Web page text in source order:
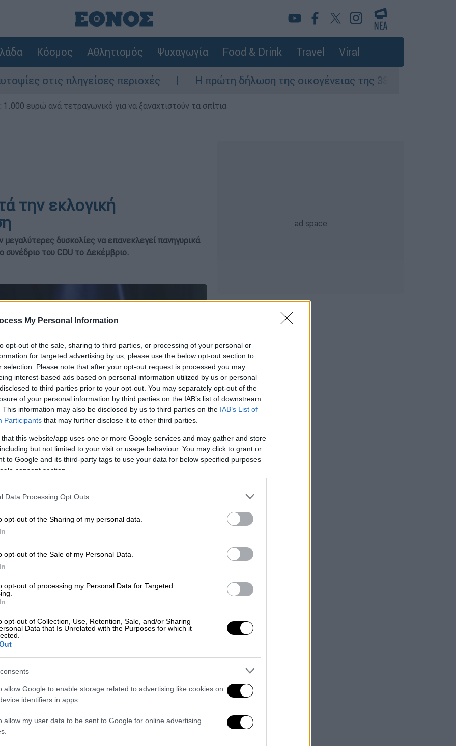
My Personal Information
opt-out of the sale, sharing to third parties, or processing of your personal or
for targeted advertising by us, please use the below opt-out section to
selection. Please note that after your opt-out request is processed you may
interest-based ads based on personal information utilized by us or personal
to third parties prior to your opt-out. You may separately opt-out of the
of your personal information by third parties on the IAB’s list of downstream
This information may also be disclosed by us to third parties on the IAB’s List of
Participants that may further disclose it to other third parties.
that this website/app uses one or more Google services and may gather and store
but not limited to your visit or usage behaviour. You may click to grant or
to Google and its third-party tags to use your data for below specified purposes
consent section.
Data Processing Opt Outs
opt-out of the Sharing of my personal data.
opt-out of the Sale of my Personal Data.
opt-out of processing my Personal Data for Targeted
opt-out of Collection, Use, Retention, Sale, and/or Sharing
Data that Is Unrelated with the Purposes for which it
allow Google to enable storage related to advertising like cookies on
identifiers in apps.
allow my user data to be sent to Google for online advertising
Κόσμος Αθλητισμός Ψυχαγωγία Food & Drink Travel Viral
στις πληγείσες περιοχές Η πρώτη δήλωση της οικογένειας της 38χρονης
ευρώ ανά τετραγωνικό για να ξαναχτιστούν τα σπίτια
την εκλογική
δυσκολίες να επανεκλεγεί πανηγυρικά
του CDU το Δεκέμβριο.
το ΕΘΝΟΣ στη Google
Μέρκελ
για το εάν θα συνεχιστεί η
Πράσινους. Και αυτό διότι η
στην τοπική βουλή του Βίσμπάντεν
του CDU Ανεγκρέτ Κραμπ-Καρενμπάουερ
εκλογικό αποτέλεσμα για τους
νυν χριστιανοδημοκράτη πρωθυπουργό
ξανά με τους Πρασίνους. Τα
αποκλείεται μια ανατροπή μέσα στις